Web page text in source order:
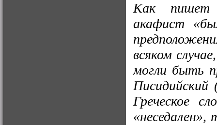
Как пишет
акафист
всяком
могли быть
Греческое